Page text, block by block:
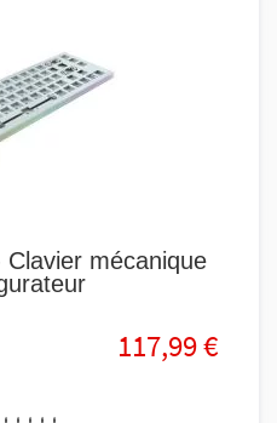
mécanique
117,99 €